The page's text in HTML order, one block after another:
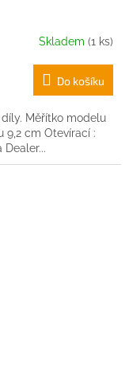
Skladem (1 ks)
Do košíku
Měřítko modelu
9,2 cm Otevírací :